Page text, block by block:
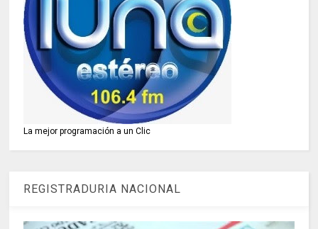
La mejor programación a un Clic
REGISTRADURIA NACIONAL